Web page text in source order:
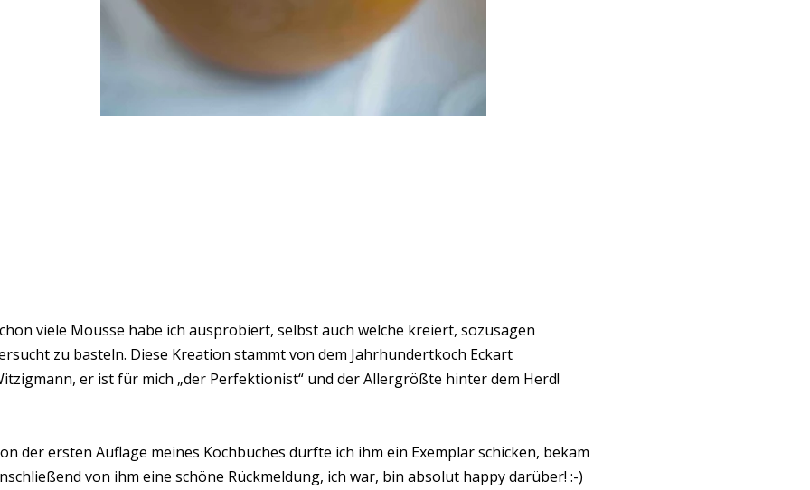
viele Mousse habe ich ausprobiert, selbst auch welche kreiert, sozusagen
zu basteln. Diese Kreation stammt von dem Jahrhundertkoch Eckart
er ist für mich „der Perfektionist“ und der Allergrößte hinter dem Herd!
der ersten Auflage meines Kochbuches durfte ich ihm ein Exemplar schicken, bekam
von ihm eine schöne Rückmeldung, ich war, bin absolut happy darüber! :-)